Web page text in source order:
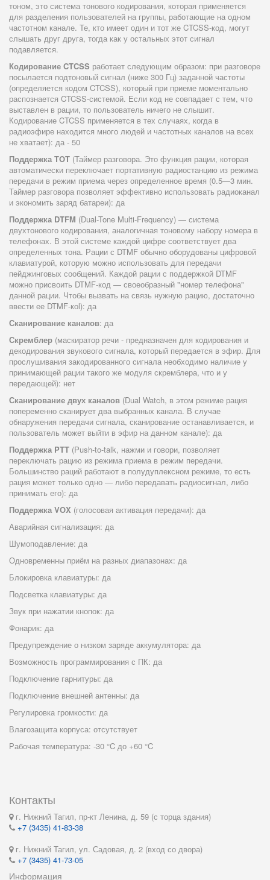
тоном, это система тонового кодирования, которая применяется
для разделения пользователей на группы, работающие на одном
частотном канале. Те, кто имеет один и тот же CTCSS-код, могут
слышать друг друга, тогда как у остальных этот сигнал
подавляется.
Кодирование CTCSS работает следующим образом: при разговоре
посылается подтоновый сигнал (ниже 300 Гц) заданной частоты
(определяется кодом CTCSS), который при приеме моментально
распознается CTCSS-системой. Если код не совпадает с тем, что
выставлен в рации, то пользователь ничего не слышит.
Кодирование CTCSS применяется в тех случаях, когда в
радиоэфире находится много людей и частотных каналов на всех
не хватает): да - 50
Поддержка TOT (Таймер разговора. Это функция рации, которая
автоматически переключает портативную радиостанцию из режима
передачи в режим приема через определенное время (0.5—3 мин.
Таймер разговора позволяет эффективно использовать радиоканал
и экономить заряд батареи): да
Поддержка DTFM (Dual-Tone Multi-Frequency) — система
двухтонового кодирования, аналогичная тоновому набору номера в
телефонах. В этой системе каждой цифре соответствует два
определенных тона. Рации с DTMF обычно оборудованы цифровой
клавиатурой, которую можно использовать для передачи
пейджинговых сообщений. Каждой рации с поддержкой DTMF
можно присвоить DTMF-код — своеобразный "номер телефона"
данной рации. Чтобы вызвать на связь нужную рацию, достаточно
ввести ее DTMF-коl): да
Сканирование каналов: да
Скремблер (маскиратор речи - предназначен для кодирования и
декодирования звукового сигнала, который передается в эфир. Для
прослушивания закодированного сигнала необходимо наличие у
принимающей рации такого же модуля скремблера, что и у
передающей): нет
Сканирование двух каналов (Dual Watch, в этом режиме рация
попеременно сканирует два выбранных канала. В случае
обнаружения передачи сигнала, сканирование останавливается, и
пользователь может выйти в эфир на данном канале): да
Поддержка PTT (Push-to-talk, нажми и говори, позволяет
переключать рацию из режима приема в режим передачи.
Большинство раций работают в полудуплексном режиме, то есть
рация может только одно — либо передавать радиосигнал, либо
принимать его): да
Поддержка VOX (голосовая активация передачи): да
Аварийная сигнализация: да
Шумоподавление: да
Одновременны приём на разных диапазонах: да
Блокировка клавиатуры: да
Подсветка клавиатуры: да
Звук при нажатии кнопок: да
Фонарик: да
Предупреждение о низком заряде аккумулятора: да
Возможность программирования с ПК: да
Подключение гарнитуры: да
Подключение внешней антенны: да
Регулировка громкости: да
Влагозащита корпуса: отсутствует
Рабочая температура: -30 °C до +60 °C
Контакты
г. Нижний Тагил, пр-кт Ленина, д. 59 (с торца здания)
+7 (3435) 41-83-38
г. Нижний Тагил, ул. Садовая, д. 2 (вход со двора)
+7 (3435) 41-73-05
Информация